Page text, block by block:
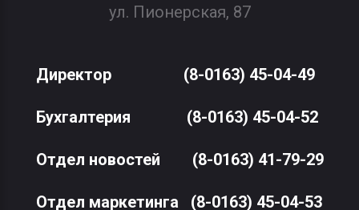
ул. Пионерская, 87
Директор (8-0163) 45-04-49
Бухгалтерия (8-0163) 45-04-52
Отдел новостей (8-0163) 41-79-29
Отдел маркетинга (8-0163) 45-04-53